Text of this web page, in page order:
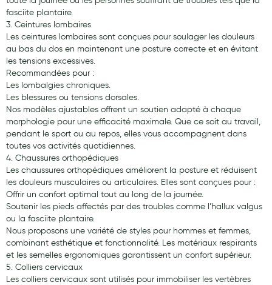
Premiers soins
Pansements
Hygiène nasale
Antibactériens
Nutrition clinique
Anti-poux
Solaire et moustique
Piqûres insectes
Appareils
Soins jambes lourdes
Contention veineuse
Contactologie
fasciite plantaire.
3. Ceintures lombaires
Les ceintures lombaires sont conçues pour soulager les douleurs
au bas du dos en maintenant une posture correcte et en évitant
les tensions excessives.
Recommandées pour :
Les lombalgies chroniques.
Les blessures ou tensions dorsales.
Nos modèles ajustables offrent un soutien adapté à chaque
morphologie pour une efficacité maximale. Que ce soit au travail,
pendant le sport ou au repos, elles vous accompagnent dans
toutes vos activités quotidiennes.
4. Chaussures orthopédiques
Les chaussures orthopédiques améliorent la posture et réduisent
les douleurs musculaires ou articulaires. Elles sont conçues pour :
Offrir un confort optimal tout au long de la journée.
Soutenir les pieds affectés par des troubles comme l’hallux valgus
ou la fasciite plantaire.
Nous proposons une variété de styles pour hommes et femmes,
combinant esthétique et fonctionnalité. Les matériaux respirants
et les semelles ergonomiques garantissent un confort supérieur.
5. Colliers cervicaux
Les colliers cervicaux sont utilisés pour immobiliser les vertèbres